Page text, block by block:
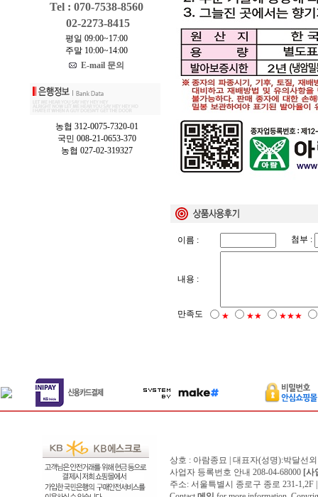
Tel : 070-7538-8560
02-2273-8415
평일 09:00~17:00
주말 10:00~14:00
E-mail 문의
농협 312-0075-7320-01
국민 008-21-0653-370
농협 027-02-319327
이름 : 첨부 :
내용 :
만족도 ★ ★★ ★★★
상호 : 아람종묘 | 대표자(성명):박달선
사업자 등록번호 안내 208-04-68000 [사
주소: 서울특별시 종로구 종로 231-1,2F